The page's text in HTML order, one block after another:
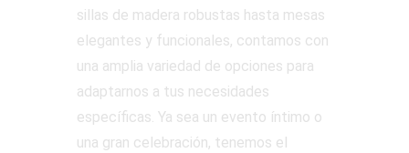
sillas de madera robustas hasta mesas
elegantes y funcionales, contamos con
una amplia variedad de opciones para
adaptarnos a tus necesidades
específicas. Ya sea un evento íntimo o
una gran celebración, tenemos el